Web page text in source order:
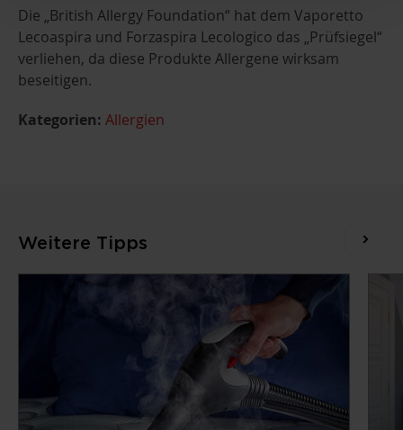
Die „British Allergy Foundation“ hat dem Vaporetto
Lecoaspira und Forzaspira Lecologico das „Prüfsiegel“
verliehen, da diese Produkte Allergene wirksam
beseitigen.
Kategorien: Allergien
Weitere Tipps